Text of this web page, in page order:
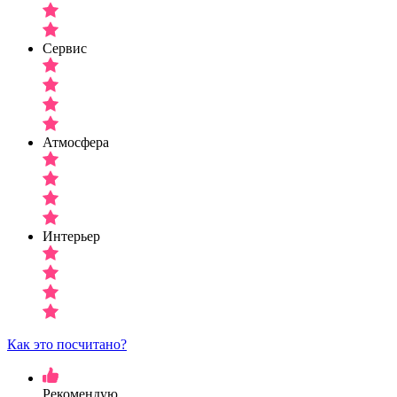
Сервис
Атмосфера
Интерьер
Как это посчитано?